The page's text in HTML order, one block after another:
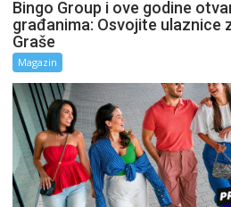
Bingo Group i ove godine
građanima: Osvojite ulaznice
Graše
Magazin